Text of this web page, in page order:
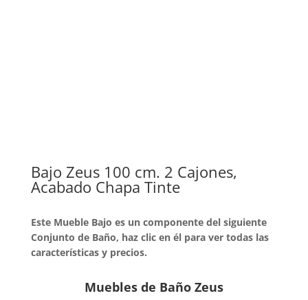
Bajo Zeus 100 cm. 2 Cajones,
Acabado Chapa Tinte
Este Mueble Bajo es un componente del siguiente
Conjunto de Baño, haz clic en él para ver todas las
características y precios.
Muebles de Baño Zeus